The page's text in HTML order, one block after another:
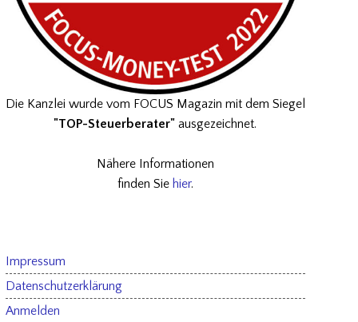
Die Kanzlei wurde vom FOCUS Magazin mit dem Siegel
"TOP-Steuerberater" ausgezeichnet.
Nähere Informationen
finden Sie hier.
Impressum
Datenschutzerklärung
Anmelden